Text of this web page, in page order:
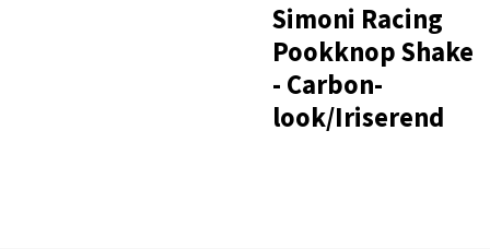
Simoni Racing
Pookknop Shake
- Carbon-
look/Iriserend